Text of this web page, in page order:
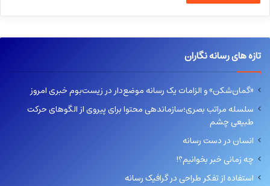
تازه های رسانه نگاران
«گمان‌شکن» و الزامات یک رسانه موضع‌دار در زیست‌بوم خبری امروز
سلسله مراتب بصری؛سازماندهی محتوا برای پیروی از الگوهای حرکت
طبیعی چشم
انسان در دست رسانه
چه زمانی خبر بخوانیم؟!
استفاده از تفکر طراحی در گرافیک رسانه